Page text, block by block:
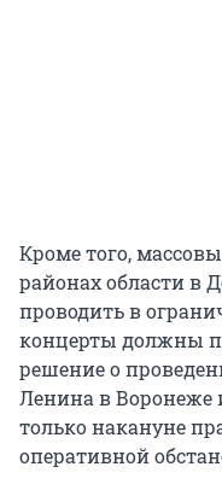
Кроме того,
районах области в
проводить в
концерты должны
решение о
Ленина в Воронеже
только накануне
оперативной